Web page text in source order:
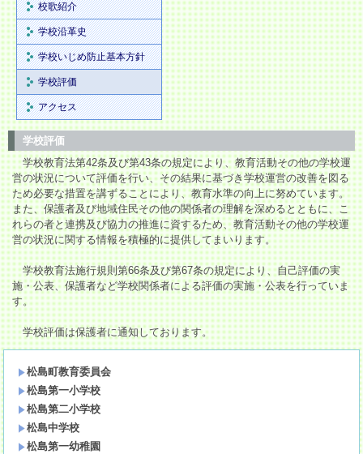
校歌紹介
学校沿革史
学校いじめ防止基本方針
学校評価
アクセス
学校評価
学校教育法第42条及び第43条の規定により、教育活動その他の学校運
営の状況について評価を行い、その結果に基づき学校運営の改善を図る
ため必要な措置を講ずることにより、教育水準の向上に努めています。
また、保護者及び地域住民その他の関係者の理解を深めるとともに、こ
れらの者と連携及び協力の推進に資するため、教育活動その他の学校運
営の状況に関する情報を積極的に提供してまいります。
学校教育法施行規則第66条及び第67条の規定により、自己評価の実
施・公表、保護者など学校関係者による評価の実施・公表を行っていま
す。
学校評価は保護者に通知しております。
松島町教育委員会
松島第一小学校
松島第二小学校
松島中学校
松島第一幼稚園